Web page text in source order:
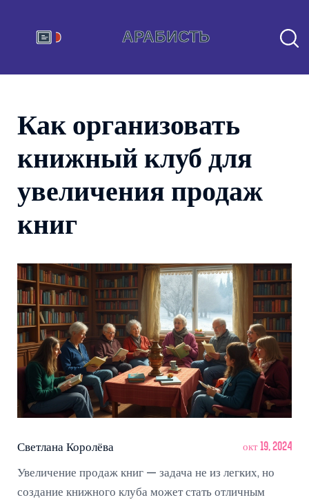
Как организовать
книжный клуб для
увеличения продаж
книг
Светлана Королёва окт 19, 2024
Увеличение продаж книг — задача не из легких, но
создание книжного клуба может стать отличным